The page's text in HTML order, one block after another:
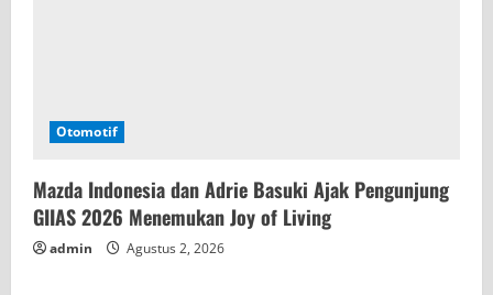
Otomotif
Mazda Indonesia dan Adrie Basuki Ajak Pengunjung
GIIAS 2026 Menemukan Joy of Living
admin Agustus 2, 2026